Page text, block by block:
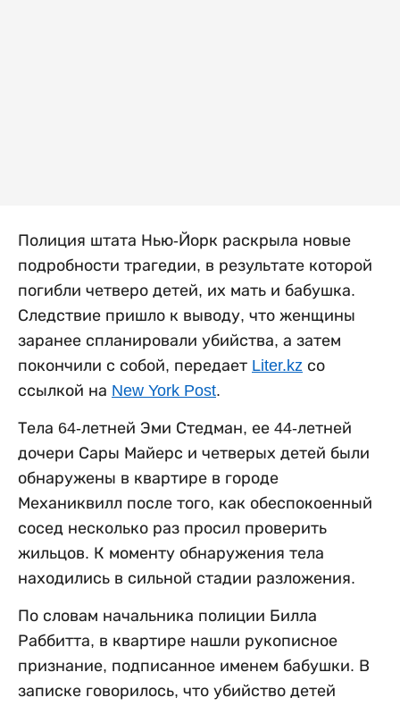
Полиция штата Нью-Йорк раскрыла новые
подробности трагедии, в результате которой
погибли четверо детей, их мать и бабушка.
Следствие пришло к выводу, что женщины
заранее спланировали убийства, а затем
покончили с собой, передает Liter.kz со
ссылкой на New York Post.
Тела 64-летней Эми Стедман, ее 44-летней
дочери Сары Майерс и четверых детей были
обнаружены в квартире в городе
Механиквилл после того, как обеспокоенный
сосед несколько раз просил проверить
жильцов. К моменту обнаружения тела
находились в сильной стадии разложения.
По словам начальника полиции Билла
Раббитта, в квартире нашли рукописное
признание, подписанное именем бабушки. В
записке говорилось, что убийство детей